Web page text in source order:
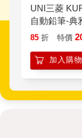
UNI三菱
自動鉛筆-典
450)
85 折 特價
加入購